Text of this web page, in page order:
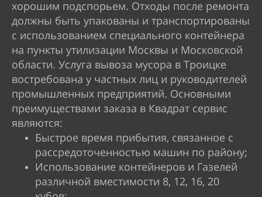
хорошим подспорьем. Отходы после ремонта
должны быть упакованы и транспортированы
с использованием специального контейнера
на пункты утилизации Москвы и Московской
области. Услуга вывоза мусора в Троицке
востребована у частных лиц и руководителей
промышленных предприятий. Основными
преимуществами заказа в Квадрат сервис
являются:
Быстрое время прибытия, связанное с
рассредоточенностью машин по району;
Использование контейнеров и Газелей
различной вместимости 8, 12, 16, 20